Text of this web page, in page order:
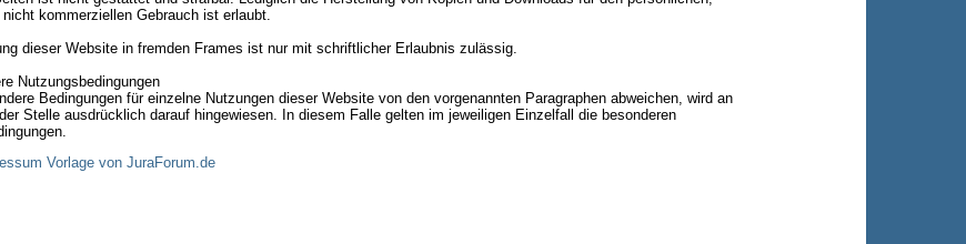
kommerziellen Gebrauch ist erlaubt.
dieser Website in fremden Frames ist nur mit schriftlicher Erlaubnis zulässig.
Nutzungsbedingungen
Bedingungen für einzelne Nutzungen dieser Website von den vorgenannten Paragraphen abweichen, wird an
Stelle ausdrücklich darauf hingewiesen. In diesem Falle gelten im jeweiligen Einzelfall die besonderen
Vorlage von JuraForum.de